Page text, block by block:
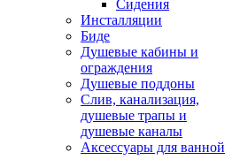
Сидения
Инсталляции
Биде
Душевые кабины и
ограждения
Душевые поддоны
Слив, канализация,
душевые трапы и
душевые каналы
Аксессуары для ванной